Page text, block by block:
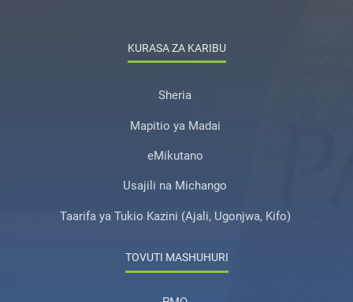
KURASA ZA KARIBU
Sheria
Mapitio ya Madai
eMikutano
Usajili na Michango
Taarifa ya Tukio Kazini (Ajali, Ugonjwa, Kifo)
TOVUTI MASHUHURI